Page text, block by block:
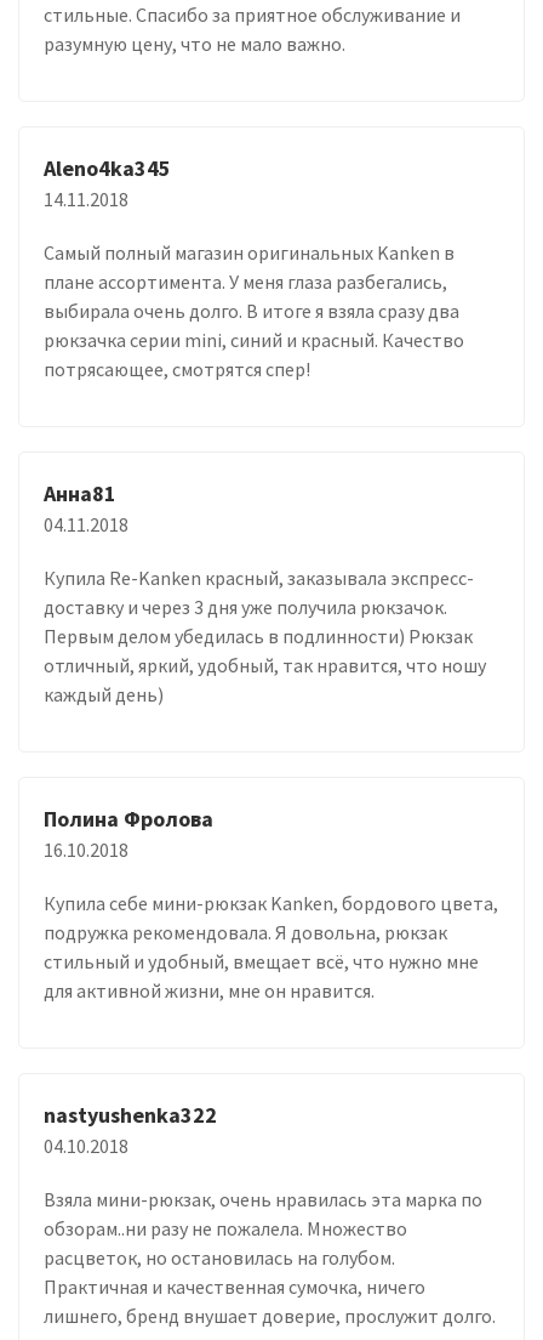
стильные. Спасибо за приятное обслуживание и
разумную цену, что не мало важно.
Aleno4ka345
14.11.2018
Самый полный магазин оригинальных Kanken в
плане ассортимента. У меня глаза разбегались,
выбирала очень долго. В итоге я взяла сразу два
рюкзачка серии mini, синий и красный. Качество
потрясающее, смотрятся спер!
Анна81
04.11.2018
Купила Re-Kanken красный, заказывала экспресс-
доставку и через 3 дня уже получила рюкзачок.
Первым делом убедилась в подлинности) Рюкзак
отличный, яркий, удобный, так нравится, что ношу
каждый день)
Полина Фролова
16.10.2018
Купила себе мини-рюкзак Kanken, бордового цвета,
подружка рекомендовала. Я довольна, рюкзак
стильный и удобный, вмещает всё, что нужно мне
для активной жизни, мне он нравится.
nastyushenka322
04.10.2018
Взяла мини-рюкзак, очень нравилась эта марка по
обзорам..ни разу не пожалела. Множество
расцветок, но остановилась на голубом.
Практичная и качественная сумочка, ничего
лишнего, бренд внушает доверие, прослужит долго.